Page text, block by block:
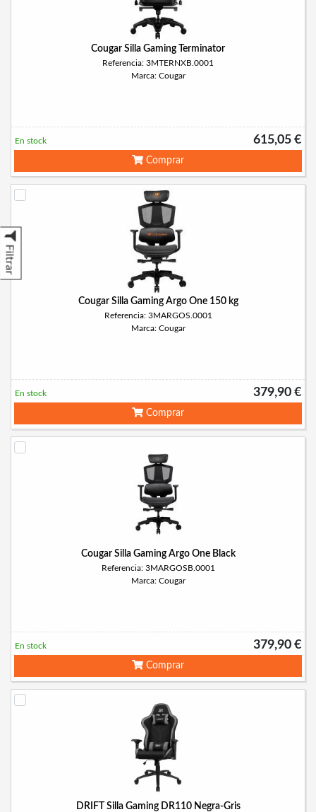
Filtrar
Cougar Silla Gaming Terminator
Referencia: 3MTERNXB.0001
Marca: Cougar
615,05 €
En stock
Comprar
Cougar Silla Gaming Argo One 150 kg
Referencia: 3MARGOS.0001
Marca: Cougar
379,90 €
En stock
Comprar
Cougar Silla Gaming Argo One Black
Referencia: 3MARGOSB.0001
Marca: Cougar
379,90 €
En stock
Comprar
DRIFT Silla Gaming DR110 Negra-Gris